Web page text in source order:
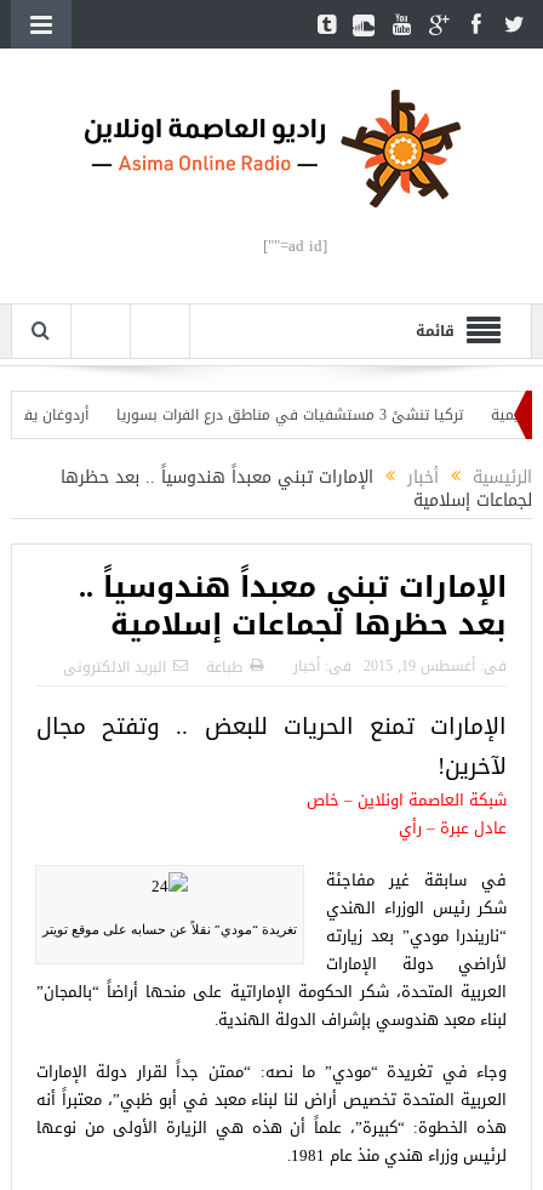
[ad id=""]
قائمة
تركيا تنشئ 3 مستشفيات في مناطق درع الفرات بسوريا
أردوغان يفتتح
الرئيسية أخبار الإمارات تبني معبداً هندوسياً .. بعد حظرها
لجماعات إسلامية
الإمارات تبني معبداً هندوسياً ..
بعد حظرها لجماعات إسلامية
فى: أغسطس 19, 2015 فى: أخبار طباعة البريد الالكترونى
الإمارات تمنع الحريات للبعض .. وتفتح مجال
لآخرين!
شبكة العاصمة اونلاين – خاص
عادل عبرة – رأي
تغريدة “مودي” نقلاً عن حسابه على موقع تويتر
في سابقة غير مفاجئة
شكر رئيس الوزراء الهندي
“ناريندرا مودي” بعد زيارته
لأراضي دولة الإمارات
العربية المتحدة، شكر الحكومة الإماراتية على منحها أراضاً “بالمجان”
لبناء معبد هندوسي بإشراف الدولة الهندية.
وجاء في تغريدة “مودي” ما نصه: “ممتن جداً لقرار دولة الإمارات
العربية المتحدة تخصيص أراض لنا لبناء معبد في أبو ظبي”، معتبراً أنه
هذه الخطوة: “كبيرة”، علماً أن هذه هي الزيارة الأولى من نوعها
لرئيس وزراء هندي منذ عام 1981.